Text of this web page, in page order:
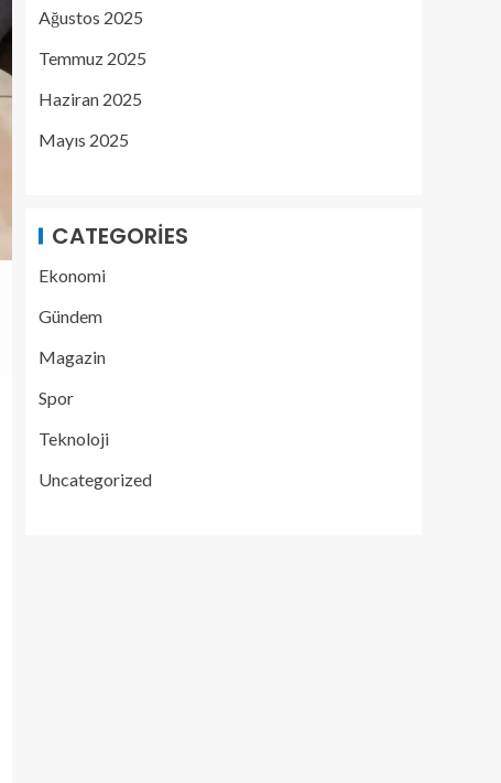
Ağustos 2025
Temmuz 2025
Haziran 2025
Mayıs 2025
CATEGORIES
Ekonomi
Gündem
Magazin
Spor
Teknoloji
Uncategorized